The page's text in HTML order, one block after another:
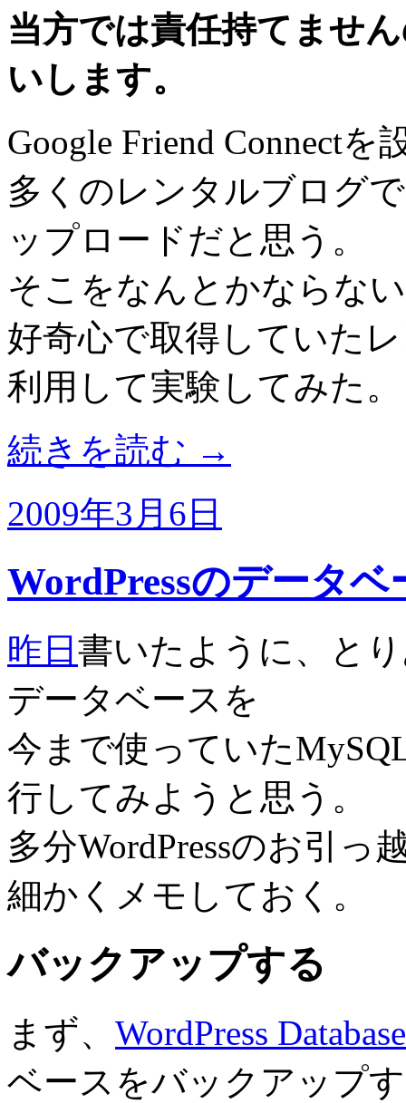
当方では責任持てませ
いします。
Google Friend Connectを
多くのレンタルブログ
ップロードだと思う。
そこをなんとかならな
好奇心で取得していた
利用して実験してみた。
続きを読む →
2009年3月6日
WordPressのデータ
昨日 書いたように、と
データベースを
今まで使っていた
行してみようと思う。
多分WordPressのお引
細かくメモしておく。
バックアップする
まず、 WordPress
ベースをバックアップ